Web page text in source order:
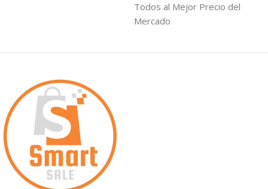
Todos al Mejor Precio del
Mercado